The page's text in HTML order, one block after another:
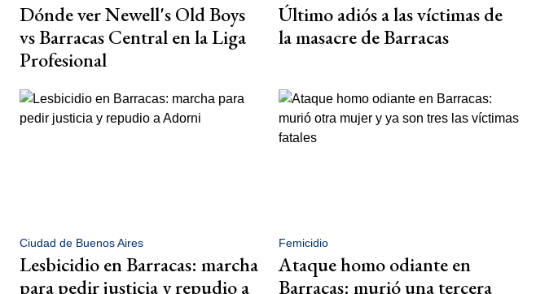
Dónde ver Newell's Old Boys
vs Barracas Central en la Liga
Profesional
Último adiós a las víctimas de
la masacre de Barracas
Ciudad de Buenos Aires
Lesbicidio en Barracas: marcha
para pedir justicia y repudio a
Femicidio
Ataque homo odiante en
Barracas: murió una tercera